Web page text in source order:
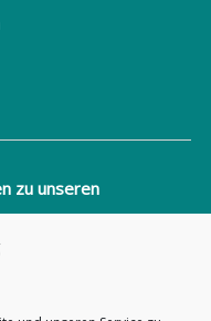
zu unseren